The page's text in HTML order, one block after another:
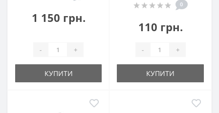
1 150 грн.
- +
КУПИТИ
0
110 грн.
- +
КУПИТИ